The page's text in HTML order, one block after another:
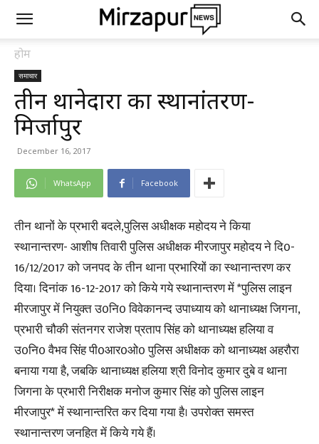
होम
समाचार
तीन थानेदारों का स्थानांतरण-
मिर्जापुर
December 16, 2017
WhatsApp Facebook
तीन थानों के प्रभारी बदले,पुलिस अधीक्षक महोदय ने किया
स्थानान्तरण- आशीष तिवारी पुलिस अधीक्षक मीरजापुर महोदय ने दि0-
16/12/2017 को जनपद के तीन थाना प्रभारियों का स्थानान्तरण कर
दिया। दिनांक 16-12-2017 को किये गये स्थानान्तरण में *पुलिस लाइन
मीरजापुर में नियुक्त उ0नि0 विवेकानन्द उपाध्याय को थानाध्यक्ष जिगना,
प्रभारी चौकी संतनगर राजेश प्रताप सिंह को थानाध्यक्ष हलिया व
उ0नि0 वैभव सिंह पी0आर0ओ0 पुलिस अधीक्षक को थानाध्यक्ष अहरौरा
बनाया गया है, जबकि थानाध्यक्ष हलिया श्री विनोद कुमार दुबे व थाना
जिगना के प्रभारी निरीक्षक मनोज कुमार सिंह को पुलिस लाइन
मीरजापुर* में स्थानान्तरित कर दिया गया है। उपरोक्त समस्त
स्थानान्तरण जनहित में किये गये हैं।